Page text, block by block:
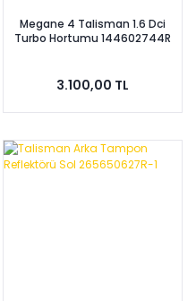
Megane 4 Talisman 1.6 Dci
Turbo Hortumu 144602744R
3.100,00 TL